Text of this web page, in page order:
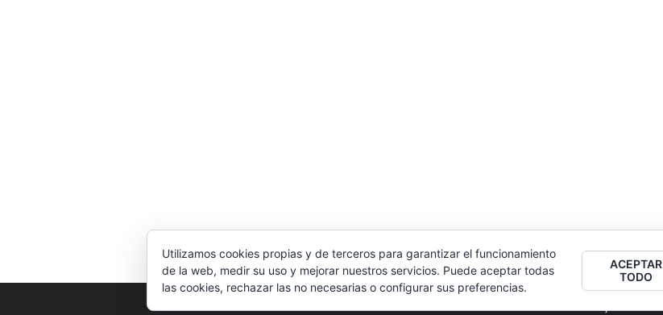
2026 Colectivo Burbuja
Utilizamos cookies propias y de terceros para garantizar el funcionamiento
de la web, medir su uso y mejorar nuestros servicios. Puede aceptar todas
las cookies, rechazar las no necesarias o configurar sus preferencias.
ACEPTAR
TODO